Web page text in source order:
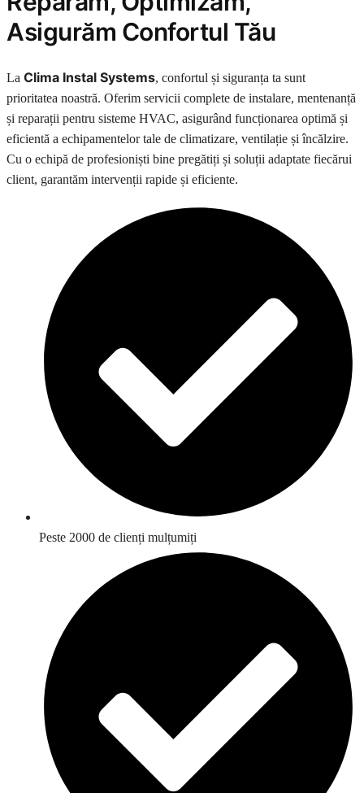
Asigurăm Confortul Tău
La Clima Instal Systems, confortul și siguranța ta sunt
prioritatea noastră. Oferim servicii complete de instalare, mentenanță
și reparații pentru sisteme HVAC, asigurând funcționarea optimă și
eficientă a echipamentelor tale de climatizare, ventilație și încălzire.
Cu o echipă de profesioniști bine pregătiți și soluții adaptate fiecărui
client, garantăm intervenții rapide și eficiente.
Peste 2000 de clienți mulțumiți